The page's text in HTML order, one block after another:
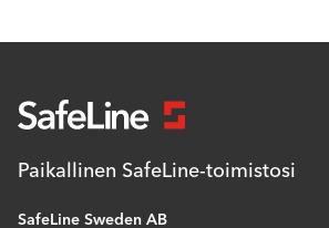
Paikallinen SafeLine-toimistosi
SafeLine Sweden AB